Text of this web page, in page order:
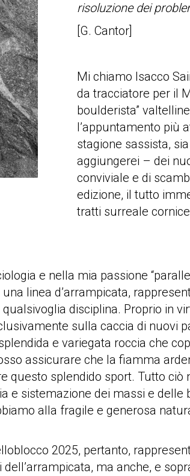
risoluzione dei
[G. Cantor]
Mi chiamo Isacco
da tracciatore per il
boulderista”
l’appuntamento più
stagione sassista,
aggiungerei – dei
conviviale e di
edizione, il tutto
tratti surreale
e nella mia passione
linea d’arrampicata,
disciplina. Proprio in
sulla caccia di nuovi
e variegata roccia che
assicurare che la fiamma
questo splendido sport. Tutto ciò
e sistemazione dei massi e delle
alla fragile e generosa
2025, pertanto,
ma anche, e